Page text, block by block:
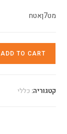
מט7ןאטח
ADD TO CART
קטגוריה: כללי